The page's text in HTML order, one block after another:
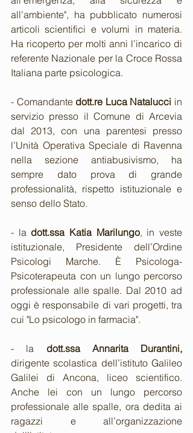
all'ambiente", ha pubblicato numerosi
articoli scientifici e volumi in materia.
Ha ricoperto per molti anni l’incarico di
referente Nazionale per la Croce Rossa
Italiana parte psicologica.
- Comandante dott.re Luca Natalucci in
servizio presso il Comune di Arcevia
dal 2013, con una parentesi presso
l’Unità Operativa Speciale di Ravenna
nella sezione antiabusivismo, ha
sempre dato prova di grande
professionalità, rispetto istituzionale e
senso dello Stato.
- la dott.ssa Katia Marilungo, in veste
istituzionale, Presidente dell’Ordine
Psicologi Marche. È Psicologa-
Psicoterapeuta con un lungo percorso
professionale alle spalle. Dal 2010 ad
oggi è responsabile di vari progetti, tra
cui "Lo psicologo in farmacia".
- la dott.ssa Annarita Durantini,
dirigente scolastica dell’istituto Galileo
Galilei di Ancona, liceo scientifico.
Anche lei con un lungo percorso
professionale alle spalle, ora dedita ai
ragazzi e all’organizzazione